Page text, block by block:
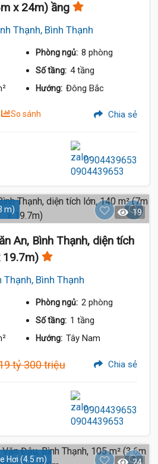
x 24m) ầng
Thạnh, Bình Thạnh
Phòng ngủ: 8 phòng
Số tầng: 4 tầng
Hướng: Đông Bắc
So sánh Chia sẻ
0904439653
m) 19
An, Bình Thạnh, diện tích
19.7m)
Thạnh, Bình Thạnh
Phòng ngủ: 2 phòng
Số tầng: 1 tầng
Hướng: Tây Nam
tỷ 300 triệu Chia sẻ
0904439653
Hơi (4.5 m)